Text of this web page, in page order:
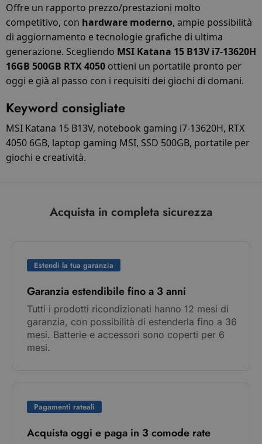
Offre un rapporto prezzo/prestazioni molto
competitivo, con hardware moderno, ampie possibilità
di aggiornamento e tecnologie grafiche di ultima
generazione. Scegliendo MSI Katana 15 B13V i7-13620H
16GB 500GB RTX 4050 ottieni un portatile pronto per
oggi e già al passo con i requisiti dei giochi di domani.
Keyword consigliate
MSI Katana 15 B13V, notebook gaming i7-13620H, RTX
4050 6GB, laptop gaming MSI, SSD 500GB, portatile per
giochi e creatività.
Acquista in completa sicurezza
Estendi la tua garanzia
Garanzia estendibile fino a 3 anni
Tutti i prodotti ricondizionati hanno 12 mesi di
garanzia, con possibilità di estenderla fino a 36
mesi. Batterie e accessori sono coperti per 6
mesi.
Pagamenti rateali
Acquista oggi e paga in 3 comode rate